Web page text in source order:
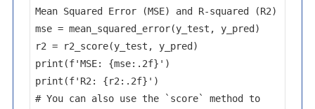
Mean Squared Error (MSE) and R-squared (R2)
mse = mean_squared_error(y_test, y_pred)
r2 = r2_score(y_test, y_pred)
print(f'MSE: {mse:.2f}')
print(f'R2: {r2:.2f}')
# You can also use the `score` method to